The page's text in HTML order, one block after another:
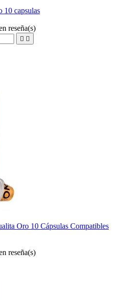
10 capsulas
reseña(s)
 
Oro 10 Cápsulas Compatibles
reseña(s)